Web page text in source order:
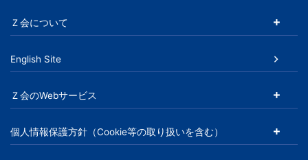
け
幼
児
～
Ｚ会について
English Site
Ｚ会のWebサービス
個人情報保護方針（Cookie等の取り扱いを含む）